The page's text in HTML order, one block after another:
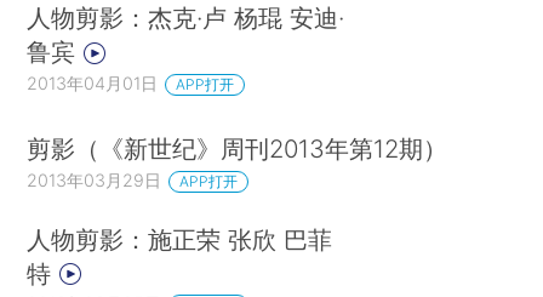
人物剪影：杰克·卢 杨琨 安迪·
鲁宾
2013年04月01日 APP打开
剪影（《新世纪》周刊2013年第12期）
2013年03月29日 APP打开
人物剪影：施正荣 张欣 巴菲
特